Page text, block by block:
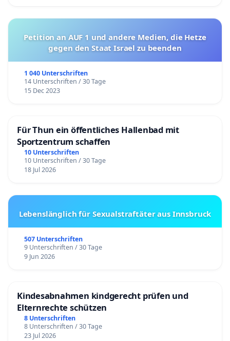
Petition an AUF 1 und andere Medien, die Hetze
gegen den Staat Israel zu beenden
1 040 Unterschriften
14 Unterschriften / 30 Tage
15 Dec 2023
Für Thun ein öffentliches Hallenbad mit
Sportzentrum schaffen
10 Unterschriften
10 Unterschriften / 30 Tage
18 Jul 2026
Lebenslänglich für Sexualstraftäter aus Innsbruck
507 Unterschriften
9 Unterschriften / 30 Tage
9 Jun 2026
Kindesabnahmen kindgerecht prüfen und
Elternrechte schützen
8 Unterschriften
8 Unterschriften / 30 Tage
23 Jul 2026